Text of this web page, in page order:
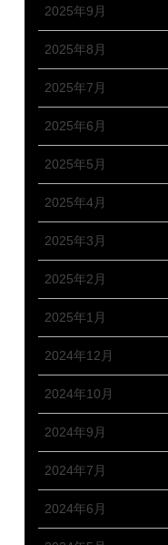
2025年9月
2025年8月
2025年7月
2025年6月
2025年5月
2025年4月
2025年3月
2025年2月
2025年1月
2024年12月
2024年10月
2024年9月
2024年7月
2024年6月